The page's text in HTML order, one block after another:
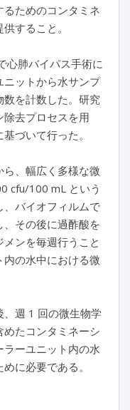
ためのコンタミネ
すること。
肺バイパス手術に
ニットから水サンプ
数を計数した。研究
去プロセスを用
づいて行った。
ら、幅広く多様な微
cfu/100 mL という
バイオフィルムで
その後に過酢酸を
ンを毎週行うこと
の水中における微
週 1 回の微生物学
たコンタミネーシ
ラーユニット内の水
に必要である。